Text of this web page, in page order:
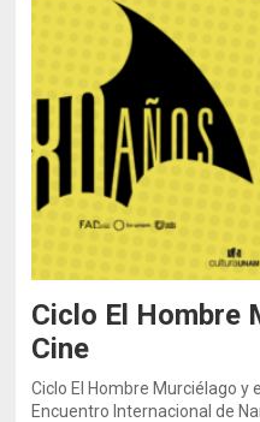
Ciclo El Hombre
Cine
Ciclo El Hombre Murciélago y
Encuentro Internacional de